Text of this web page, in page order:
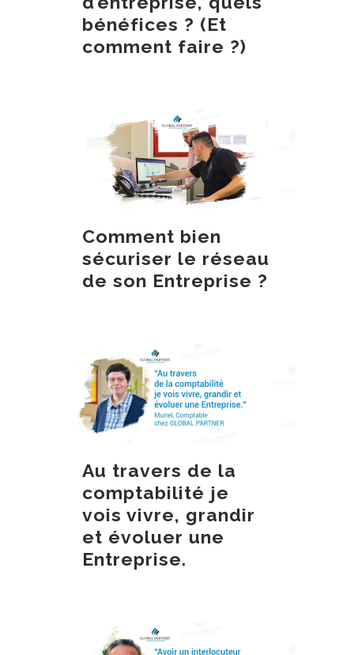
bénéfices ? (Et
comment faire ?)
Comment bien
sécuriser le réseau
de son Entreprise ?
Au travers de la
comptabilité je
vois vivre, grandir
et évoluer une
Entreprise.